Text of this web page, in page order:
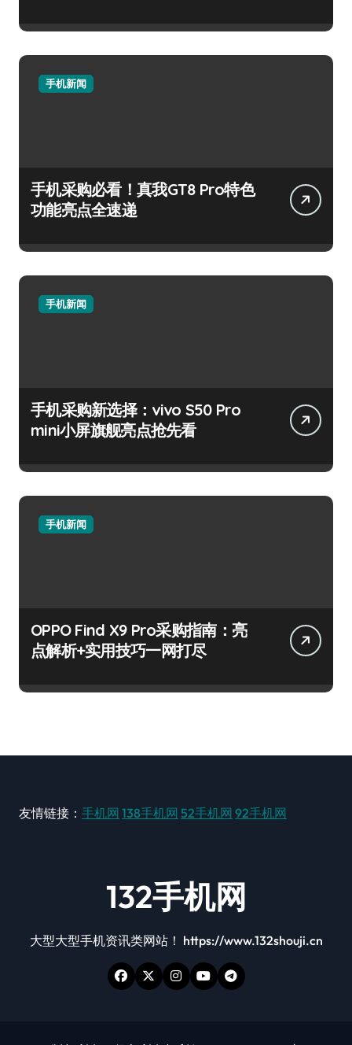
手机新闻
手机采购必看！真我GT8 Pro特色
功能亮点全速递
手机新闻
手机采购新选择：vivo S50 Pro
mini小屏旗舰亮点抢先看
手机新闻
OPPO Find X9 Pro采购指南：亮
点解析+实用技巧一网打尽
友情链接： 手机网 138手机网 52手机网 92手机网
132手机网
大型大型手机资讯类网站！ https://www.132shouji.cn